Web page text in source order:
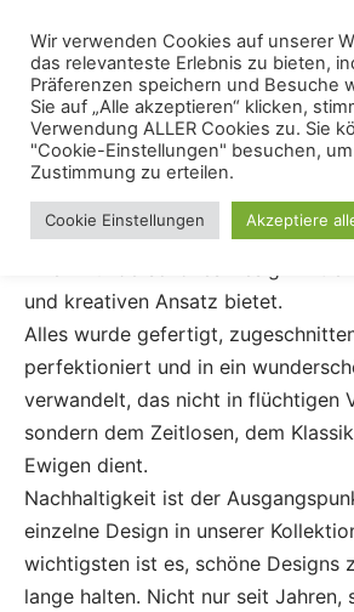
content
Menu
TV-HiFi-
TV-Hifi-Möbel – TV Lowboard –
Willkommen in unserer kleinen Ecke
und kreativen Ansatz bietet.
Alles wurde gefertigt,
perfektioniert und in ein
verwandelt, das nicht in flüchtigen
sondern dem Zeitlosen, dem
Ewigen dient.
Nachhaltigkeit ist der
einzelne Design in unserer
wichtigsten ist es, schöne Designs
lange halten. Nicht nur seit Jahren,
Wir verwenden Cookies auf unserer
das relevanteste Erlebnis zu bieten,
Präferenzen speichern und Besuche
Sie auf „Alle akzeptieren“ klicken,
Verwendung ALLER Cookies zu. Sie
"Cookie-Einstellungen" besuchen,
Zustimmung zu erteilen.
Cookie Einstellungen Akzeptiere